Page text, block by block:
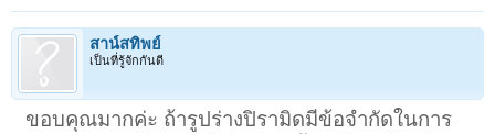
สาน์สทิพย์
เป็นที่รู้จักกันดี
ขอบคุณมากค่ะ ถ้ารูปร่างปิรามิดมีข้อจำกัดในการ